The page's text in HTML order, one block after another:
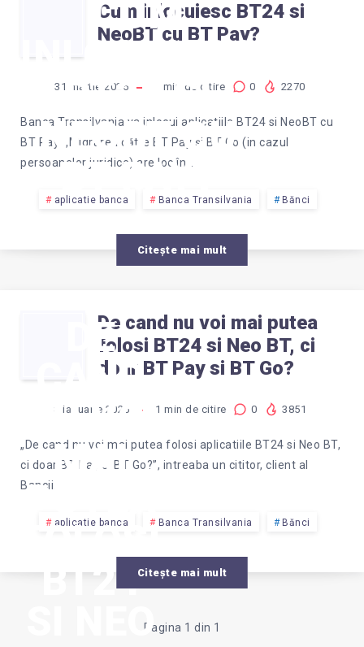
CUM
INLOCUIESC
BT24 SI
NEOBT CU
BT PAY?
Cum inlocuiesc BT24 si
NeoBT cu BT Pay?
31 martie 2025 min de citire 0 2270
Banca Transilvania va inlocui aplicatiile BT24 si NeoBT cu
BT Pay. „Migrarea către BT Pay și BT Go (in cazul
persoanelor juridice) are loc în…
aplicatie banca Banca Transilvania Bănci
Citește mai mult
DE
CAND
NU VOI
MAI
PUTEA
FOLOSI
BT24
SI NEO
De cand nu voi mai putea
folosi BT24 si Neo BT, ci
doar BT Pay si BT Go?
8 ianuarie 2025 1 min de citire 0 3851
„De cand nu voi mai putea folosi aplicatiile BT24 si Neo BT,
ci doar BT Pay si BT Go?”, intreaba un cititor, client al
Bancii…
aplicatie banca Banca Transilvania Bănci
Citește mai mult
Pagina 1 din 1